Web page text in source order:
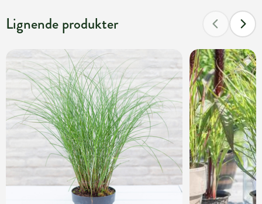
Lignende produkter